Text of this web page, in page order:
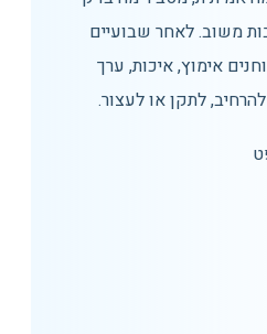
משוב. לאחר שבועיים
אימוץ, איכות, ערך
להרחיב, לתקן או לעצור.